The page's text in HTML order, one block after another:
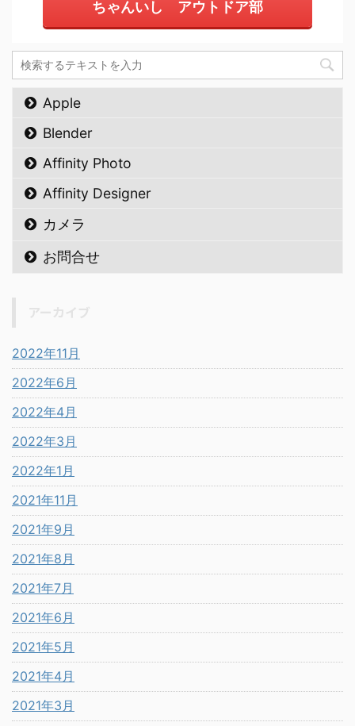
ちゃんいし アウトドア部
Apple
Blender
Affinity Photo
Affinity Designer
カメラ
お問合せ
2022年11月
2022年6月
2022年4月
2022年3月
2022年1月
2021年11月
2021年9月
2021年8月
2021年7月
2021年6月
2021年5月
2021年4月
2021年3月